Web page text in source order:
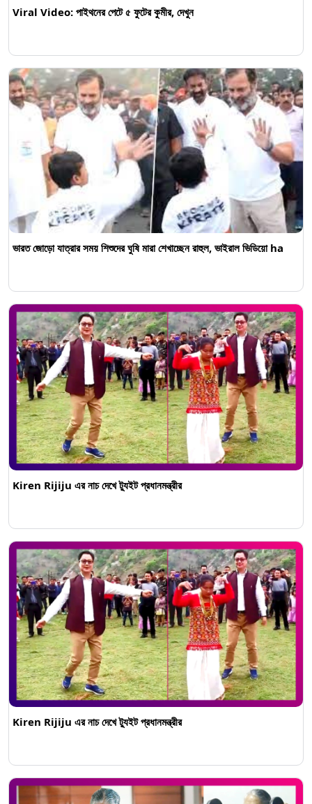
Viral Video: পাইথনের পেটে ৫ ফুটের কুমীর, দেখুন
ভারত জোড়ো যাত্রার সময় শিশুদের ঘুষি মারা শেখাচ্ছেন রাহুল, ভাইরাল ভিডিয়ো ha
Kiren Rijiju এর নাচ দেখে ট্যুইট প্রধানমন্ত্রীর
Kiren Rijiju এর নাচ দেখে ট্যুইট প্রধানমন্ত্রীর